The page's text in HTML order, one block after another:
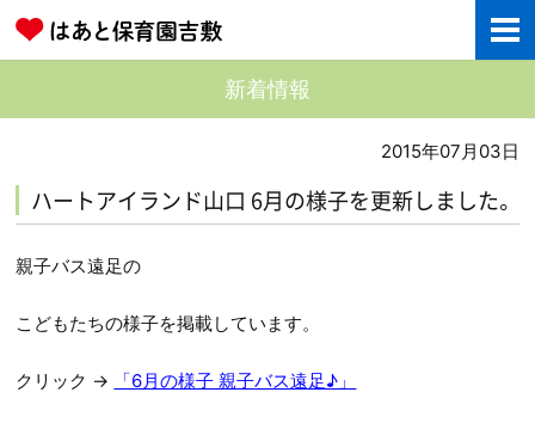
新着情報
2015年07月03日
ハートアイランド山口 6月の様子を更新しました。
親子バス遠足の
こどもたちの様子を掲載しています。
クリック → 「6月の様子 親子バス遠足♪」